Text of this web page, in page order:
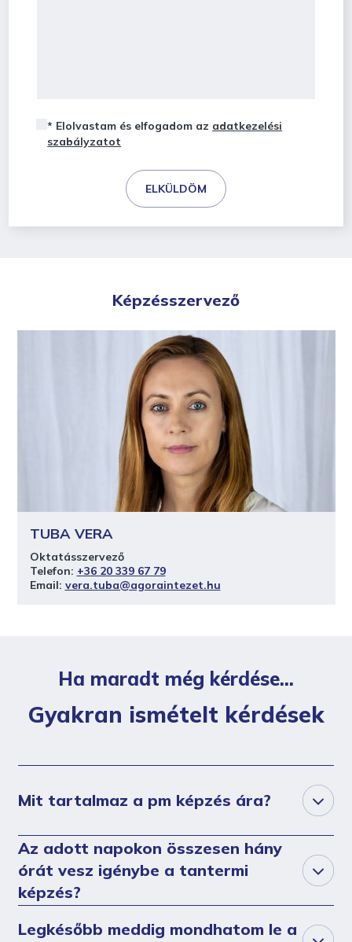
* Elolvastam és elfogadom az adatkezelési
szabályzatot
ELKÜLDÖM
Képzésszervező
TUBA VERA
Oktatásszervező
Telefon: +36 20 339 67 79
Email: vera.tuba@agoraintezet.hu
Ha maradt még kérdése...
Gyakran ismételt kérdések
Mit tartalmaz a pm képzés ára?
Az adott napokon összesen hány
órát vesz igénybe a tantermi
képzés?
Legkésőbb meddig mondhatom le a